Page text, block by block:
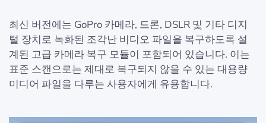
최신 버전에는 GoPro 카메라, 드론, DSLR 및 기타 디지
털 장치로 녹화된 조각난 비디오 파일을 복구하도록 설
계된 고급 카메라 복구 모듈이 포함되어 있습니다. 이는
표준 스캔으로는 제대로 복구되지 않을 수 있는 대용량
미디어 파일을 다루는 사용자에게 유용합니다.